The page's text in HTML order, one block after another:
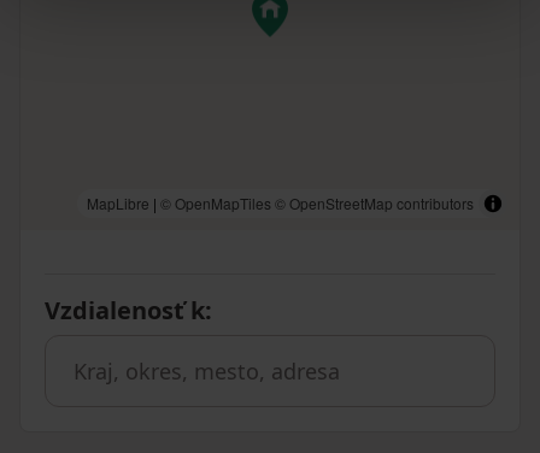
MapLibre | © OpenMapTiles © OpenStreetMap contributors
Vzdialenosť k: